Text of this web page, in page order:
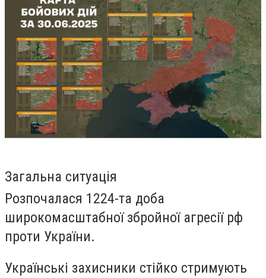
Загальна ситуація
Розпочалася 1224-та доба
широкомасштабної збройної агресії рф
проти України.
Українські захисники стійко стримують